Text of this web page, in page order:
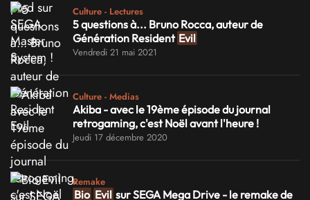
Culture - Lectures
5 questions à... Bruno Rocca, auteur de
Génération Resident Evil
Vendredi 21 mai 2021
Culture - Medias
Akiba - avec le 19ème épisode du journal
retrogaming, c'est Noël avant l'heure !
Jeudi 17 décembre 2020
Remake
Bio Evil sur SEGA Mega Drive - le remake de